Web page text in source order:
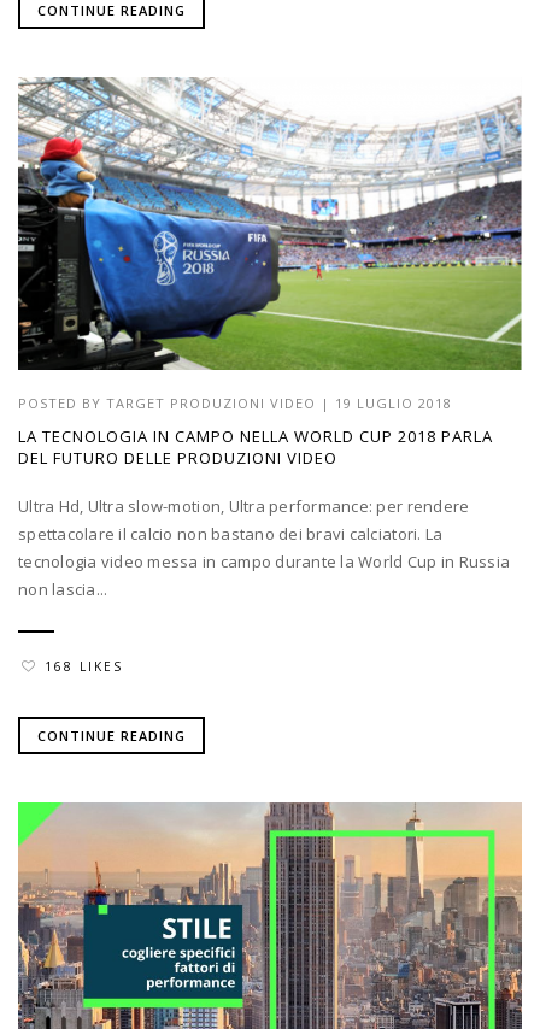
CONTINUE READING
POSTED BY TARGET PRODUZIONI VIDEO | 19 LUGLIO 2018
LA TECNOLOGIA IN CAMPO NELLA WORLD CUP 2018 PARLA
DEL FUTURO DELLE PRODUZIONI VIDEO
Ultra Hd, Ultra slow-motion, Ultra performance: per rendere
spettacolare il calcio non bastano dei bravi calciatori. La
tecnologia video messa in campo durante la World Cup in Russia
non lascia...
168 LIKES
CONTINUE READING